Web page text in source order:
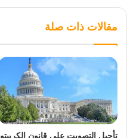
مقالات ذات صلة
تأجيل التصويت على قانون الكريبتو